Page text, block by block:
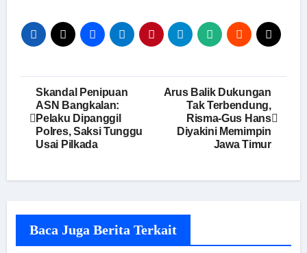
Navigasi
pos
Skandal Penipuan
ASN Bangkalan:
Pelaku Dipanggil
Polres, Saksi Tunggu
Usai Pilkada
Arus Balik Dukungan
Tak Terbendung,
Risma-Gus Hans
Diyakini Memimpin
Jawa Timur
Baca Juga Berita Terkait